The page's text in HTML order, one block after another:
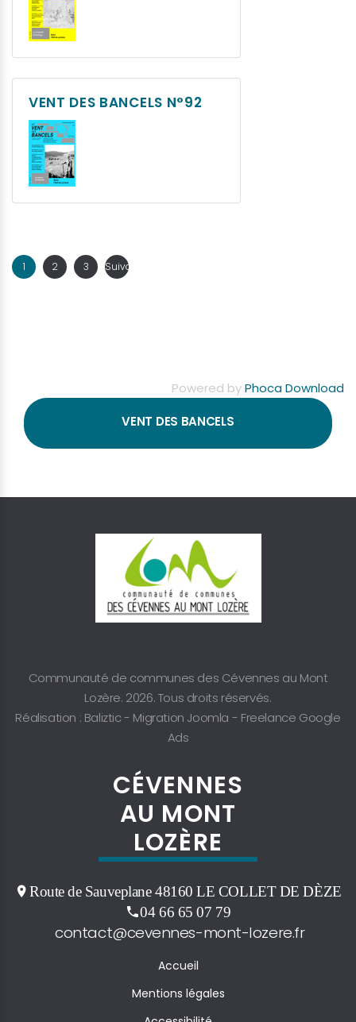
VENT DES BANCELS N°92
1 2 3 Suivant
Powered byPhoca Download
VENT DES BANCELS
Communauté de communes des Cévennes au Mont
Lozère. 2026. Tous droits réservés.
Réalisation : Baliztic - Migration Joomla - Freelance Google
Ads
CÉVENNES
AU MONT
LOZÈRE
Route de Sauveplane 48160 LE COLLET DE DÈZE
04 66 65 07 79
contact@cevennes-mont-lozere.fr
Accueil
Mentions légales